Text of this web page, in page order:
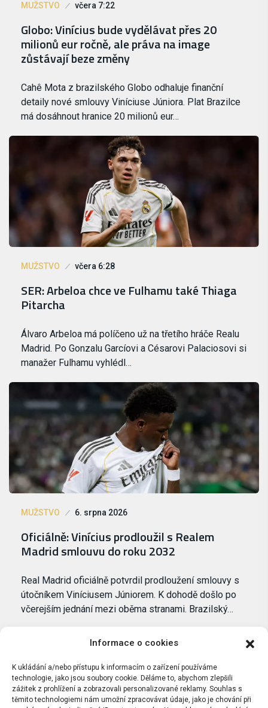
Informace o cookies
K ukládání a/nebo přístupu k informacím o zařízení používáme
technologie, jako jsou soubory cookie. Děláme to, abychom zlepšili
zážitek z prohlížení a zobrazovali personalizované reklamy. Souhlas s
těmito technologiemi nám umožní zpracovávat údaje, jako je chování při
MUŽSTVO včera 7:22
Globo: Vinícius bude vydělávat přes 20
milionů eur ročně, ale práva na image
zůstávají beze změny
Cahê Mota z brazilského Globo odhaluje finanční
detaily nové smlouvy Viníciuse Júniora. Plat Brazilce
má dosáhnout hranice 20 milionů eur…
MUŽSTVO včera 6:28
SER: Arbeloa chce ve Fulhamu také Thiaga
Pitarcha
Álvaro Arbeloa má políčeno už na třetího hráče Realu
Madrid. Po Gonzalu Garcíovi a Césarovi Palaciosovi si
manažer Fulhamu vyhlédl…
MUŽSTVO 6. srpna 2026
Oficiálně: Vinícius prodloužil s Realem
Madrid smlouvu do roku 2032
Real Madrid oficiálně potvrdil prodloužení smlouvy s
útočníkem Viníciusem Júniorem. K dohodě došlo po
včerejším jednání mezi oběma stranami. Brazilský…